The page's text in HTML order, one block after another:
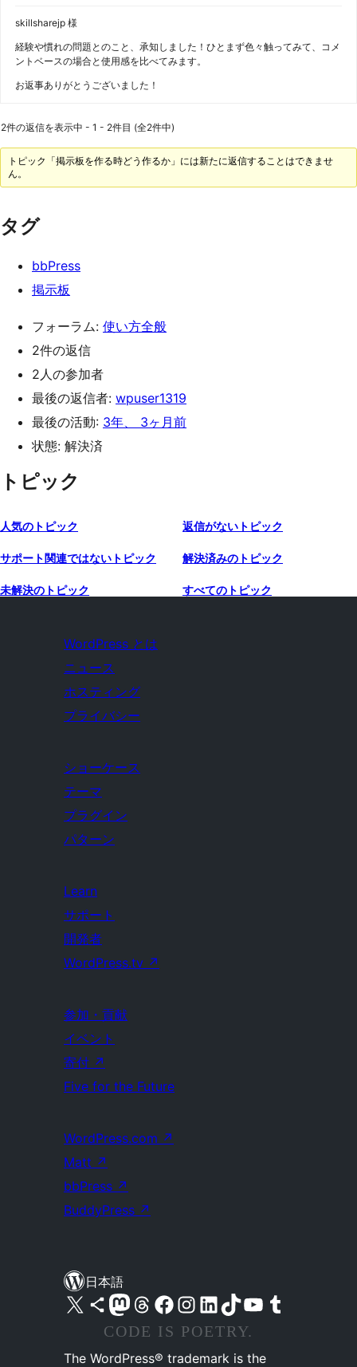
skillsharejp 様
経験や慣れの問題とのこと、承知しました！ひとまず色々触ってみて、コメ
ントベースの場合と使用感を比べてみます。
お返事ありがとうございました！
2件の返信を表示中 - 1 - 2件目 (全2件中)
トピック「掲示板を作る時どう作るか」には新たに返信することはできませ
ん。
タグ
bbPress
掲示板
フォーラム: 使い方全般
2件の返信
2人の参加者
最後の返信者: wpuser1319
最後の活動: 3年、 3ヶ月前
状態: 解決済
トピック
人気のトピック 返信がないトピック
サポート関連ではないトピック 解決済みのトピック
未解決のトピック すべてのトピック
WordPress とは
ニュース
ホスティング
プライバシー
ショーケース
テーマ
プラグイン
パターン
Learn
サポート
開発者
WordPress.tv ↗
参加・貢献
イベント
寄付 ↗
Five for the Future
WordPress.com ↗
Matt ↗
bbPress ↗
BuddyPress ↗
日本語
X (旧 Twitter) アカウントへ Bluesky アカウントへ Mastodon アカウントへ Threads アカウントへ Facebook ページへ Instagram アカウントへ LinkedIn アカウントへTikTok アカウントへ YouTube チャンネルへ Tumblr アカウントへ
CODE IS POETRY.
The WordPress® trademark is the